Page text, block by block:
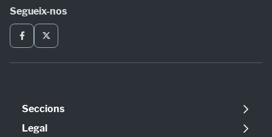
Segueix-nos
Seccions
Política
Legal